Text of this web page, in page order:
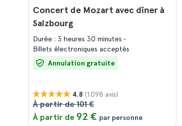
Concert de Mozart avec dîner à
Salzbourg
Durée : 3 heures 30 minutes
Billets électroniques acceptés
Annulation gratuite
4.8 (1.098 avis)
À partir de 101 €
À partir de 92 € par personne